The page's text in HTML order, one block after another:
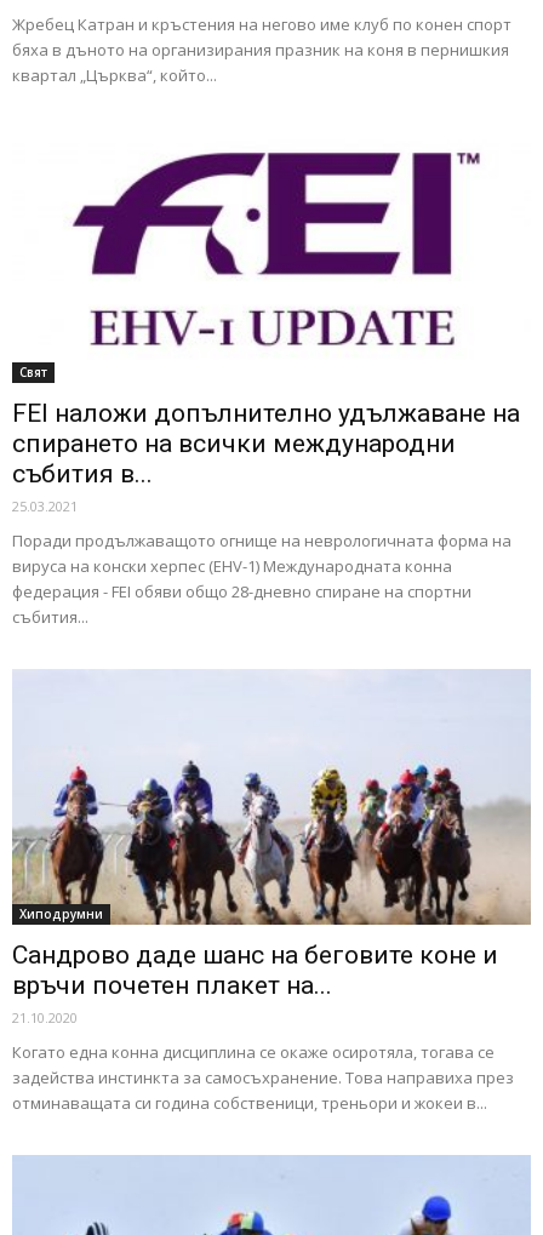
Жребец Катран и кръстения на негово име клуб по конен спорт
бяха в дъното на организирания празник на коня в пернишкия
квартал „Църква“, който...
Свят
FEI наложи допълнително удължаване на
спирането на всички международни
събития в...
25.03.2021
Поради продължаващото огнище на неврологичната форма на
вируса на конски херпес (EHV-1) Международната конна
федерация - FEI обяви общо 28-дневно спиране на спортни
събития...
Хиподрумни
Сандрово даде шанс на беговите коне и
връчи почетен плакет на...
21.10.2020
Когато една конна дисциплина се окаже осиротяла, тогава се
задейства инстинкта за самосъхранение. Това направиха през
отминаващата си година собственици, треньори и жокеи в...